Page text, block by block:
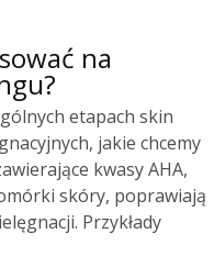
na
etapach skin
jakie chcemy
kwasy AHA,
skóry, poprawiają
Przykłady